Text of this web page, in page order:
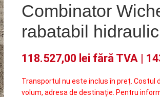
Combinator
rabatabil hidraulic
118.527,00 lei fără TVA |
Transportul nu este inclus în preț.
volum, adresa de destinație. Pentru